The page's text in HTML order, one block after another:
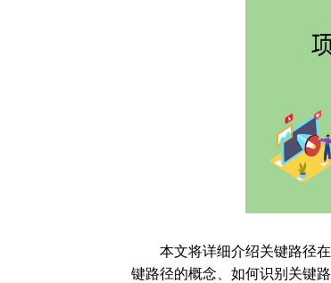
本文将详细介绍关键路径在
键路径的概念、如何识别关键